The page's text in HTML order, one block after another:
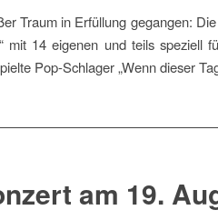
Traum in Erfüllung gegangen:
mit 14 eigenen und teils speziell
Pop-Schlager „Wenn dieser
am 19.